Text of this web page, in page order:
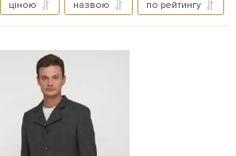
ціною назвою по рейтингу